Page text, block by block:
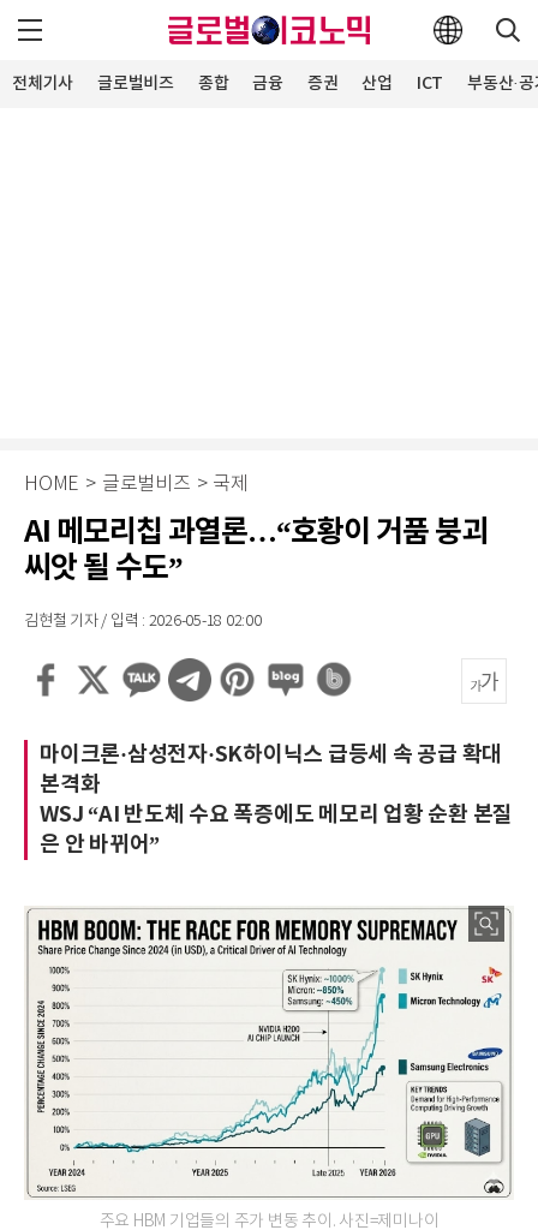
전체기사 글로벌비즈 종합 금융 증권 산업 ICT 부동산·
HOME > 글로벌비즈 > 국제
AI 메모리칩 과열론…“호황이 거품 붕괴
씨앗 될 수도”
김현철 기자 / 입력 : 2026-05-18 02:00
마이크론·삼성전자·SK하이닉스 급등세 속 공급 확대
본격화
WSJ “AI 반도체 수요 폭증에도 메모리 업황 순환 본질
은 안 바뀌어”
주요 HBM 기업들의 주가 변동 추이. 사진=제미나이